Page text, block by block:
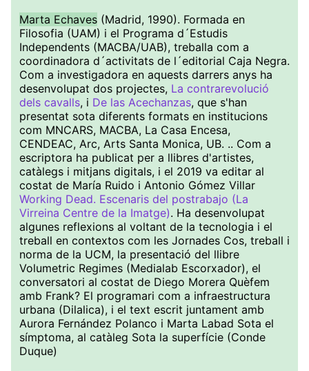
Marta Echaves (Madrid, 1990). Formada en
Filosofia (UAM) i el Programa d´Estudis
Independents (MACBA/UAB), treballa com a
coordinadora d´activitats de l´editorial Caja Negra.
Com a investigadora en aquests darrers anys ha
desenvolupat dos projectes, La contrarevolució
dels cavalls, i De las Acechanzas, que s'han
presentat sota diferents formats en institucions
com MNCARS, MACBA, La Casa Encesa,
CENDEAC, Arc, Arts Santa Monica, UB. .. Com a
escriptora ha publicat per a llibres d'artistes,
catàlegs i mitjans digitals, i el 2019 va editar al
costat de María Ruido i Antonio Gómez Villar
Working Dead. Escenaris del postrabajo (La
Virreina Centre de la Imatge). Ha desenvolupat
algunes reflexions al voltant de la tecnologia i el
treball en contextos com les Jornades Cos, treball i
norma de la UCM, la presentació del llibre
Volumetric Regimes (Medialab Escorxador), el
conversatori al costat de Diego Morera Quèfem
amb Frank? El programari com a infraestructura
urbana (Dilalica), i el text escrit juntament amb
Aurora Fernández Polanco i Marta Labad Sota el
símptoma, al catàleg Sota la superfície (Conde
Duque)